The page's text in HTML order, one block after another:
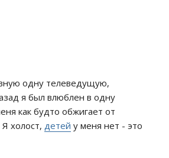
одну телеведущую,
я был влюблен в одну
как будто обжигает от
холост, детей у меня нет - это